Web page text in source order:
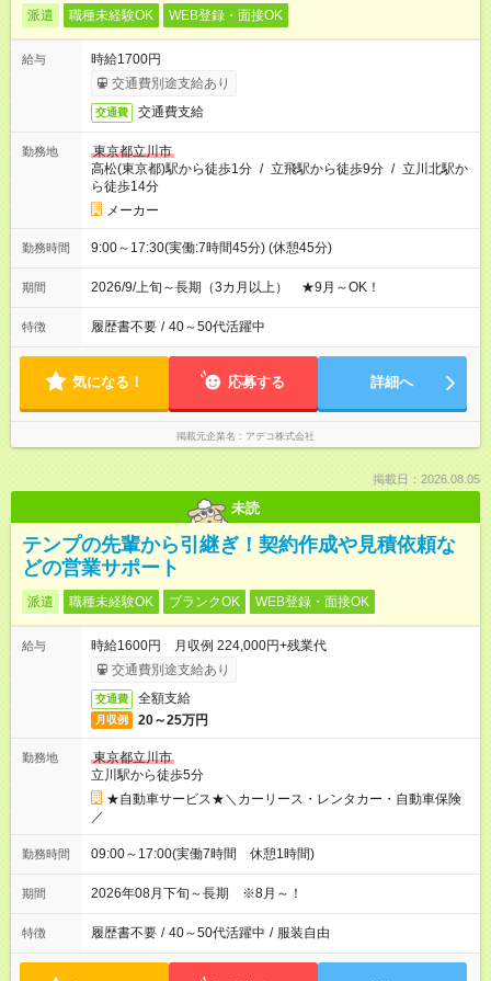
派遣 職種未経験OK WEB登録・面接OK
給与
時給1700円
交通費別途支給あり
交通費 交通費支給
勤務地
東京都立川市
高松(東京都)駅から徒歩1分 / 立飛駅から徒歩9分 / 立川北駅か
ら徒歩14分
メーカー
勤務時間 9:00～17:30(実働:7時間45分) (休憩45分)
期間 2026/9/上旬～長期（3カ月以上） ★9月～OK！
特徴 履歴書不要 / 40～50代活躍中
気になる！ 応募する 詳細へ
掲載元企業名 アデコ株式会社
掲載日：2026.08.05
未読
テンプの先輩から引継ぎ！契約作成や見積依頼な
どの営業サポート
派遣 職種未経験OK ブランクOK WEB登録・面接OK
給与
時給1600円 月収例 224,000円+残業代
交通費別途支給あり
交通費 全額支給
月収例 20～25万円
勤務地
東京都立川市
立川駅から徒歩5分
★自動車サービス★＼カーリース・レンタカー・自動車保険
／
勤務時間 09:00～17:00(実働7時間 休憩1時間)
期間 2026年08月下旬～長期 ※8月～！
特徴 履歴書不要 / 40～50代活躍中 / 服装自由